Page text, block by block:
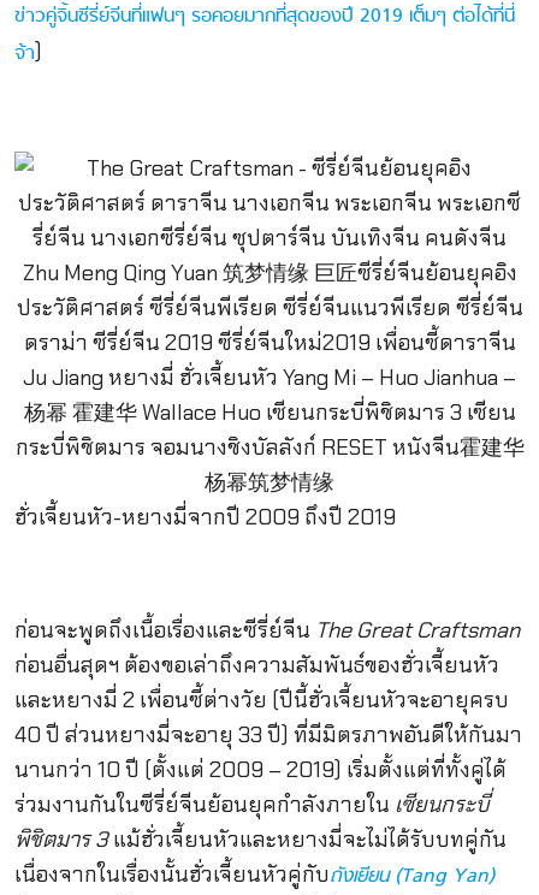
ข่าวคู่จิ้นซีรี่ย์จีนที่แฟนๆ รอคอยมากที่สุดของปี 2019 เต็มๆ ต่อได้ที่นี่
จ้า)
ฮั่วเจี้ยนหัว-หยางมี่จากปี 2009 ถึงปี 2019
ก่อนจะพูดถึงเนื้อเรื่องและซีรี่ย์จีน The Great Craftsman
ก่อนอื่นสุดฯ ต้องขอเล่าถึงความสัมพันธ์ของฮั่วเจี้ยนหัว
และหยางมี่ 2 เพื่อนซี้ต่างวัย (ปีนี้ฮั่วเจี้ยนหัวจะอายุครบ
40 ปี ส่วนหยางมี่จะอายุ 33 ปี) ที่มีมิตรภาพอันดีให้กันมา
นานกว่า 10 ปี (ตั้งแต่ 2009 – 2019) เริ่มตั้งแต่ที่ทั้งคู่ได้
ร่วมงานกันในซีรี่ย์จีนย้อนยุคกำลังภายใน เซียนกระบี่
พิชิตมาร3แม้ฮั่วเจี้ยนหัวและหยางมี่จะไม่ได้รับบทคู่กัน
เนื่องจากในเรื่องนั้นฮั่วเจี้ยนหัวคู่กับถังเยียน (Tang Yan)